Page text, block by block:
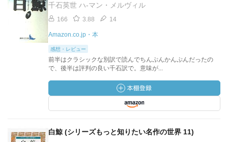
千石英世 ハ-マン・メルヴィル
166 3.88 14
Amazon.co.jp・本
感想・レビュー
前半はクラシックな別訳で読んでちんぷんかんぷんだったの
で、後半は評判の良い千石訳で。意味が...
白鯨 (シリーズもっと知りたい名作の世界 11)